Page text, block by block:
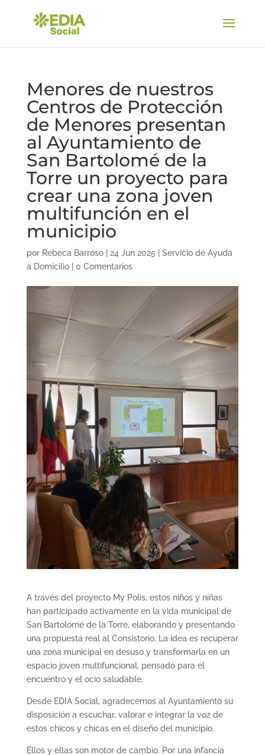
Menores de nuestros
Centros de Protección
de Menores presentan
al Ayuntamiento de
San Bartolomé de la
Torre un proyecto para
crear una zona joven
multifunción en el
municipio
por Rebeca Barroso| 24 Jun 2025
Servicio de Ayuda
a Domicilio| 0 Comentarios
A través del proyecto My Polis, estos niños y niñas
han participado activamente en la vida municipal de
San Bartolomé de la Torre, elaborando y presentando
una propuesta real al Consistorio. La idea es recuperar
una zona municipal en desuso y transformarla en un
espacio joven multifuncional, pensado para el
encuentro y el ocio saludable.
Desde EDIA Social, agradecemos al Ayuntamiento su
disposición a escuchar, valorar e integrar la voz de
estos chicos y chicas en el diseño del municipio.
Ellos y ellas son motor de cambio. Por una infancia